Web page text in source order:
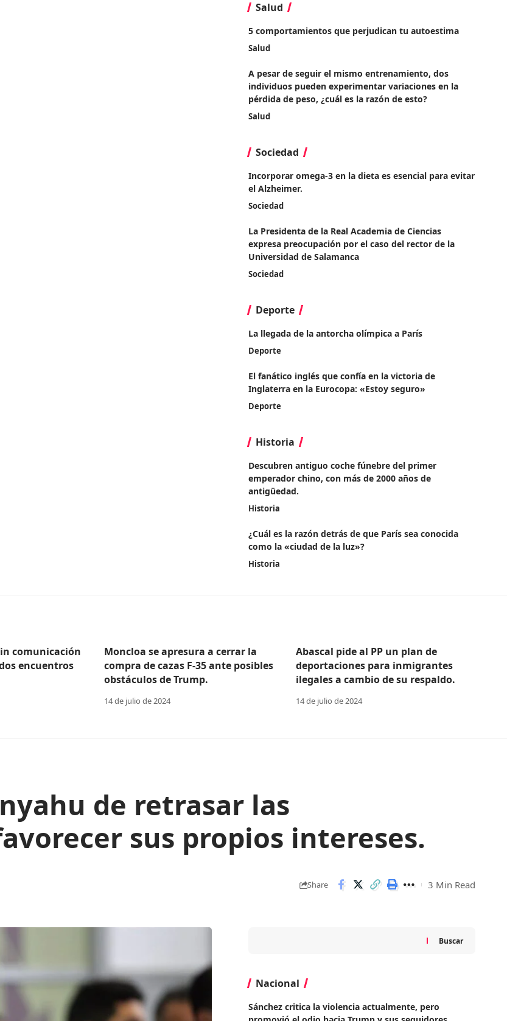
Salud
5 comportamientos que perjudican tu autoestima
Salud
A pesar de seguir el mismo entrenamiento, dos
individuos pueden experimentar variaciones en la
pérdida de peso, ¿cuál es la razón de esto?
Salud
Sociedad
Incorporar omega-3 en la dieta es esencial para evitar
el Alzheimer.
Sociedad
La Presidenta de la Real Academia de Ciencias
expresa preocupación por el caso del rector de la
Universidad de Salamanca
Sociedad
Deporte
La llegada de la antorcha olímpica a París
Deporte
El fanático inglés que confía en la victoria de
Inglaterra en la Eurocopa: «Estoy seguro»
Deporte
Historia
Descubren antiguo coche fúnebre del primer
emperador chino, con más de 2000 años de
antigüedad.
Historia
¿Cuál es la razón detrás de que París sea conocida
como la «ciudad de la luz»?
Historia
comunicación
encuentros
Moncloa se apresura a cerrar la
compra de cazas F-35 ante posibles
obstáculos de Trump.
14 de julio de 2024
Abascal pide al PP un plan de
deportaciones para inmigrantes
ilegales a cambio de su respaldo.
14 de julio de 2024
de retrasar las
sus propios intereses.
Share 3 Min Read
Buscar
Nacional
Sánchez critica la violencia actualmente, pero